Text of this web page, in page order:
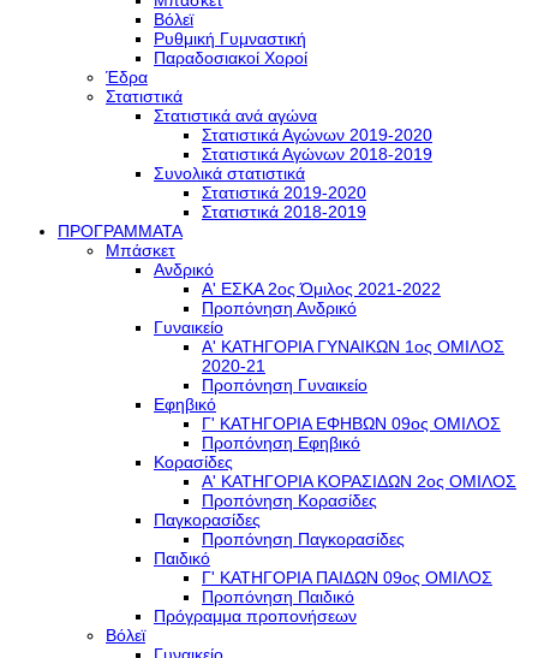
Βόλεϊ
Ρυθμική Γυμναστική
Παραδοσιακοί Χοροί
Έδρα
Στατιστικά
Στατιστικά ανά αγώνα
Στατιστικά Αγώνων 2019-2020
Στατιστικά Αγώνων 2018-2019
Συνολικά στατιστικά
Στατιστικά 2019-2020
Στατιστικά 2018-2019
ΠΡΟΓΡΑΜΜΑΤΑ
Μπάσκετ
Ανδρικό
Α' ΕΣΚΑ 2ος Όμιλος 2021-2022
Προπόνηση Ανδρικό
Γυναικείο
Α' ΚΑΤΗΓΟΡΙΑ ΓΥΝΑΙΚΩΝ 1ος ΟΜΙΛΟΣ
2020-21
Προπόνηση Γυναικείο
Εφηβικό
Γ' ΚΑΤΗΓΟΡΙΑ ΕΦΗΒΩΝ 09ος ΟΜΙΛΟΣ
Προπόνηση Εφηβικό
Κορασίδες
Α' ΚΑΤΗΓΟΡΙΑ ΚΟΡΑΣΙΔΩΝ 2ος ΟΜΙΛΟΣ
Προπόνηση Κορασίδες
Παγκορασίδες
Προπόνηση Παγκορασίδες
Παιδικό
Γ' ΚΑΤΗΓΟΡΙΑ ΠΑΙΔΩΝ 09ος ΟΜΙΛΟΣ
Προπόνηση Παιδικό
Πρόγραμμα προπονήσεων
Βόλεϊ